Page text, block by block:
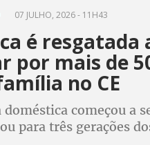
07 JULHO, 2026 - 11H43
é resgatada
por mais de
no CE
começou a
para três gerações